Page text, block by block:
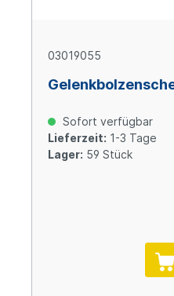
03019055
Sofort verfügbar
Lieferzeit: 1-3 Tage
Lager: 59 Stück